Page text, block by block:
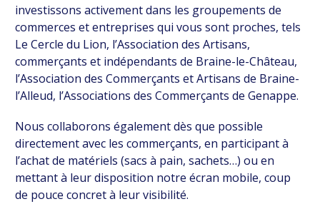
investissons activement dans les groupements de
commerces et entreprises qui vous sont proches, tels
Le Cercle du Lion, l’Association des Artisans,
commerçants et indépendants de Braine-le-Château,
l’Association des Commerçants et Artisans de Braine-
l’Alleud, l’Associations des Commerçants de Genappe.
Nous collaborons également dès que possible
directement avec les commerçants, en participant à
l’achat de matériels (sacs à pain, sachets…) ou en
mettant à leur disposition notre écran mobile, coup
de pouce concret à leur visibilité.